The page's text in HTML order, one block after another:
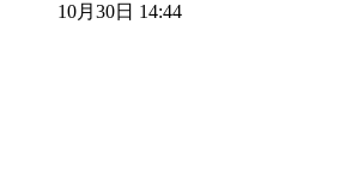
10月30日 14:44